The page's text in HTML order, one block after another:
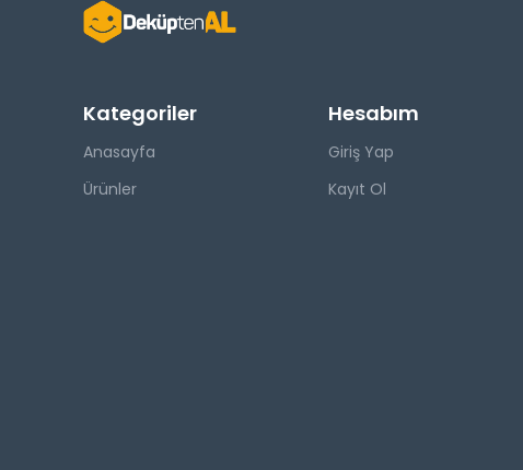
Kategoriler
Anasayfa
Ürünler
Hesabım
Giriş Yap
Kayıt Ol